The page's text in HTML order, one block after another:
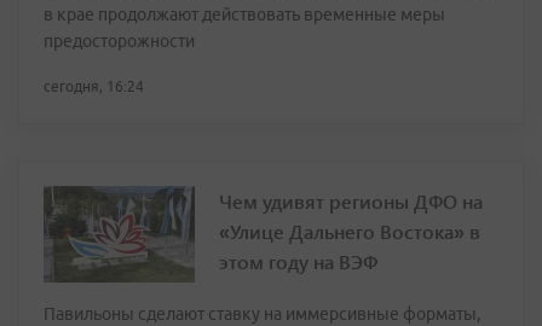
в крае продолжают действовать временные меры
предосторожности
сегодня, 16:24
Чем удивят регионы ДФО на
«Улице Дальнего Востока» в
этом году на ВЭФ
Павильоны сделают ставку на иммерсивные форматы,